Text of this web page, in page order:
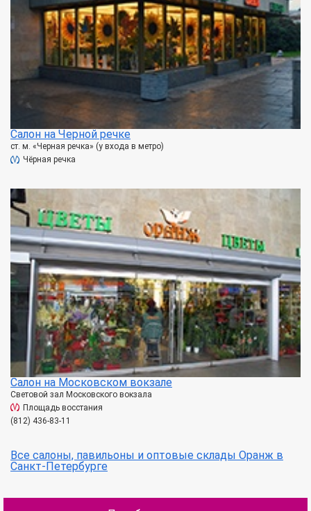
Салон на Черной речке
ст. м. «Черная речка» (у входа в метро)
Чёрная речка
Салон на Московском вокзале
Световой зал Московского вокзала
Площадь восстания
(812) 436-83-11
Все салоны, павильоны и оптовые склады Оранж в
Санкт-Петербурге